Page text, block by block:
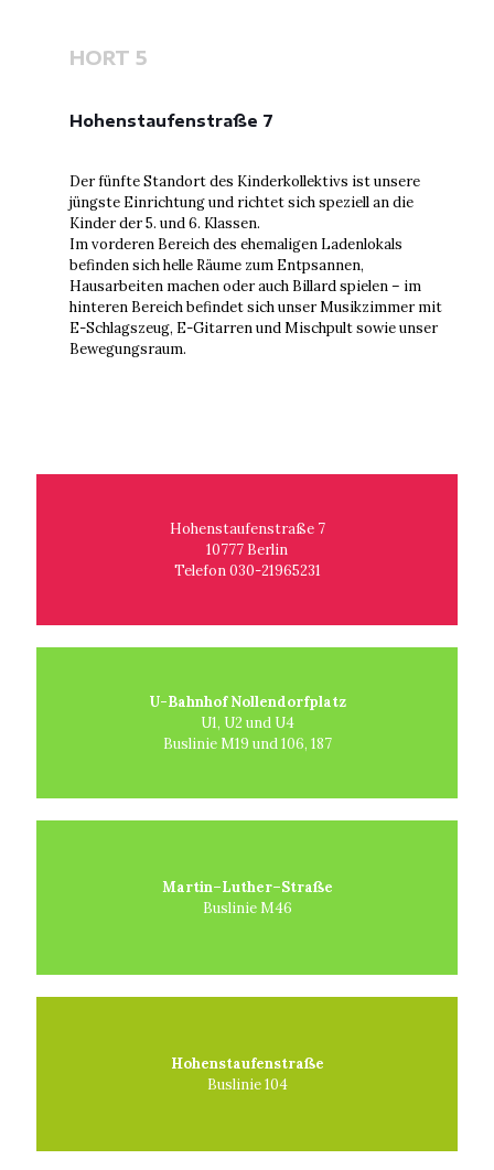
HORT 5
Hohenstaufenstraße 7
Der fünfte Standort des Kinderkollektivs ist unsere
jüngste Einrichtung und richtet sich speziell an die
Kinder der 5. und 6. Klassen.
Im vorderen Bereich des ehemaligen Ladenlokals
befinden sich helle Räume zum Entpsannen,
Hausarbeiten machen oder auch Billard spielen – im
hinteren Bereich befindet sich unser Musikzimmer mit
E-Schlagszeug, E-Gitarren und Mischpult sowie unser
Bewegungsraum.
Hohenstaufenstraße 7
10777 Berlin
Telefon 030-21965231
U-Bahnhof Nollendorfplatz
U1, U2 und U4
Buslinie M19 und 106, 187
Martin–Luther–Straße
Buslinie M46
Hohenstaufenstraße
Buslinie 104